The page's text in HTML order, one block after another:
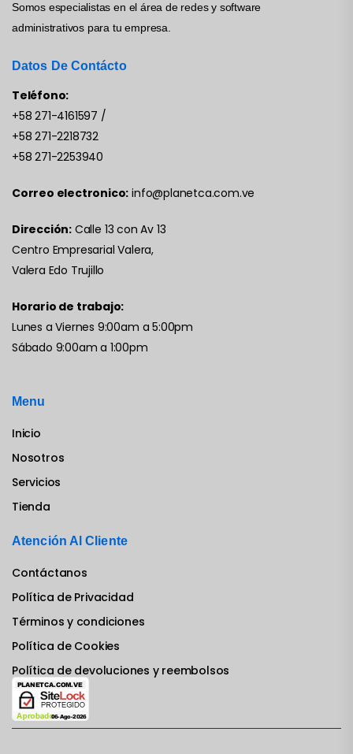
Somos especialistas en el área de redes y software
administrativos para tu empresa.
Datos De Contácto
Teléfono:
+58 271-4161597 /
+58 271-2218732
+58 271-2253940
Correo electronico: info@planetca.com.ve
Dirección: Calle 13 con Av 13
Centro Empresarial Valera,
Valera Edo Trujillo
Horario de trabajo:
Lunes a Viernes 9:00am a 5:00pm
Sábado 9:00am a 1:00pm
Menu
Inicio
Nosotros
Servicios
Tienda
Atención Al Cliente
Contáctanos
Política de Privacidad
Términos y condiciones
Política de Cookies
Política de devoluciones y reembolsos